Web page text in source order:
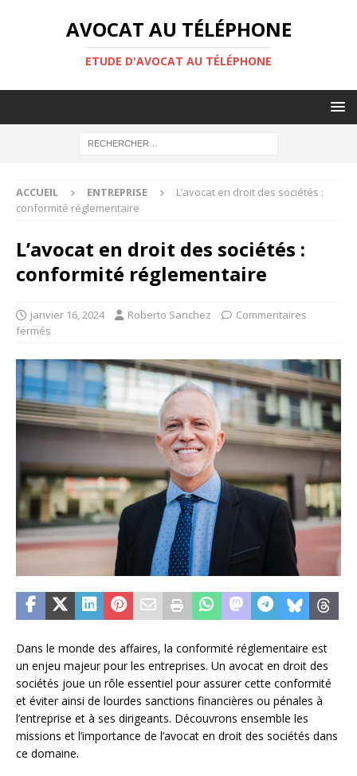
AVOCAT AU TÉLÉPHONE
ETUDE D'AVOCAT AU TÉLÉPHONE
ACCUEIL ENTREPRISE
L’avocat en droit des sociétés :
conformité réglementaire
L’avocat en droit des sociétés :
conformité réglementaire
janvier 16, 2024 Roberto Sanchez
Commentaires
fermés
Dans le monde des affaires, la conformité réglementaire est
un enjeu majeur pour les entreprises. Un avocat en droit des
sociétés joue un rôle essentiel pour assurer cette conformité
et éviter ainsi de lourdes sanctions financières ou pénales à
l’entreprise et à ses dirigeants. Découvrons ensemble les
missions et l’importance de l’avocat en droit des sociétés dans
ce domaine.